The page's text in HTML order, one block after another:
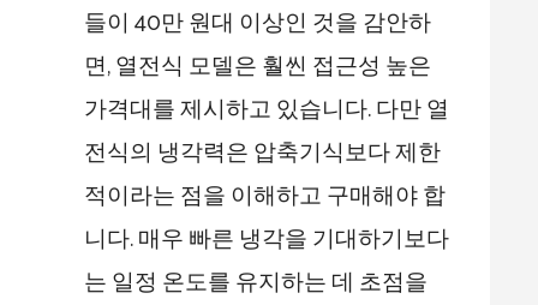
들이 40만 원대 이상인 것을 감안하
면, 열전식 모델은 훨씬 접근성 높은
가격대를 제시하고 있습니다. 다만 열
전식의 냉각력은 압축기식보다 제한
적이라는 점을 이해하고 구매해야 합
니다. 매우 빠른 냉각을 기대하기보다
는 일정 온도를 유지하는 데 초점을